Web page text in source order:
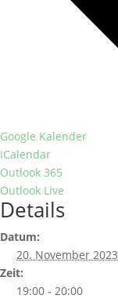
Google Kalender
iCalendar
Outlook 365
Outlook Live
Details
Datum:
20. November 2023
Zeit:
19:00 - 20:00